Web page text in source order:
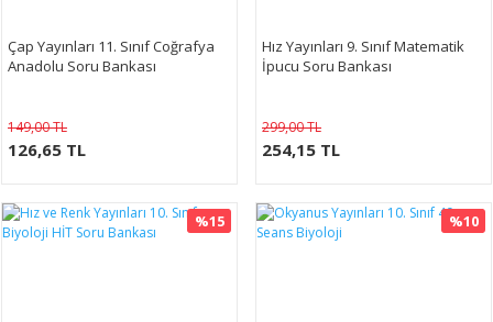
Çap Yayınları 11. Sınıf Coğrafya
Anadolu Soru Bankası
149,00 TL
126,65 TL
Hız Yayınları 9. Sınıf Matematik
İpucu Soru Bankası
299,00 TL
254,15 TL
%15 %10